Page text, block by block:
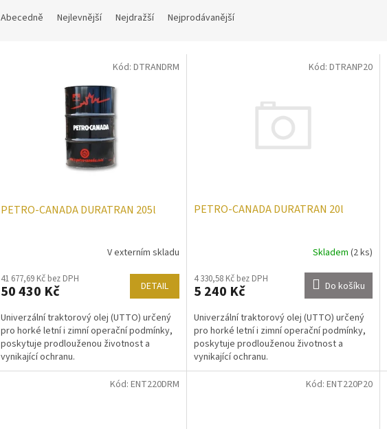
Abecedně Nejlevnější Nejdražší Nejprodávanější
PETRO-CANADA DURATRAN 205l
V externím skladu
41 677,69 Kč bez DPH
50 430 Kč DETAIL
Univerzální traktorový olej (UTTO) určený
pro horké letní i zimní operační podmínky,
poskytuje prodlouženou životnost a
vynikající ochranu.
Kód: DTRANDRM
PETRO-CANADA DURATRAN 20l
Skladem (2 ks)
4 330,58 Kč bez DPH
5 240 Kč Do košíku
Univerzální traktorový olej (UTTO) určený
pro horké letní i zimní operační podmínky,
poskytuje prodlouženou životnost a
vynikající ochranu.
Kód: DTRANP20
Kód: ENT220DRM Kód: ENT220P20